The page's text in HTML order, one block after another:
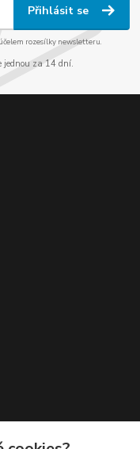
Přihlásit se
rozesílky newsletteru.
jednou za 14 dní.